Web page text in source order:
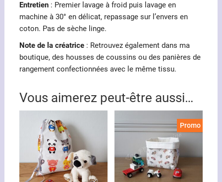
Entretien: Premier lavage à froid puis lavage en
machine à 30° en délicat, repassage sur l’envers en
coton. Pas de sèche linge.
Note de la créatrice: Retrouvez également dans ma
boutique, des housses de coussins ou des panières de
rangement confectionnées avec le même tissu.
Vous aimerez peut-être aussi…
Promo !